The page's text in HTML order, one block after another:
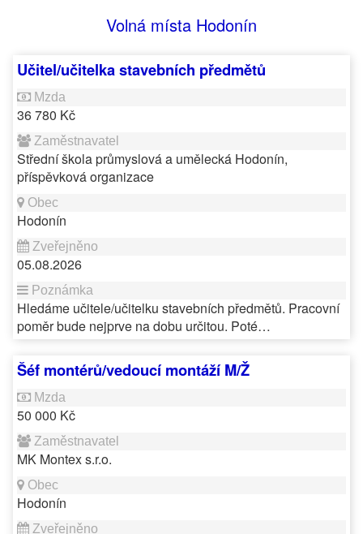
Volná místa Hodonín
Učitel/učitelka stavebních předmětů
36 780 Kč
Střední škola průmyslová a umělecká Hodonín,
příspěvková organizace
Hodonín
05.08.2026
Hledáme učitele/učitelku stavebních předmětů. Pracovní
poměr bude nejprve na dobu určitou. Poté…
Šéf montérů/vedoucí montáží M/Ž
50 000 Kč
MK Montex s.r.o.
Hodonín